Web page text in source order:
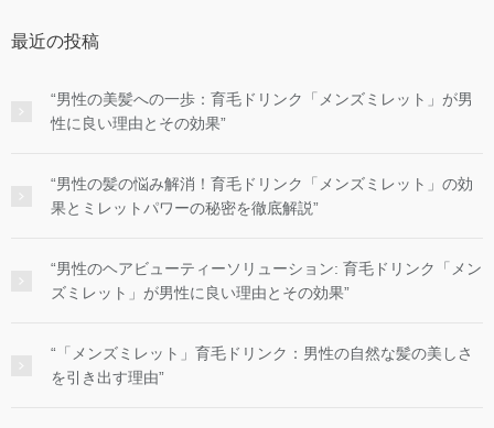
最近の投稿
“男性の美髪への一歩：育毛ドリンク「メンズミレット」が男
性に良い理由とその効果”
“男性の髪の悩み解消！育毛ドリンク「メンズミレット」の効
果とミレットパワーの秘密を徹底解説”
“男性のヘアビューティーソリューション: 育毛ドリンク「メン
ズミレット」が男性に良い理由とその効果”
“「メンズミレット」育毛ドリンク：男性の自然な髪の美しさ
を引き出す理由”